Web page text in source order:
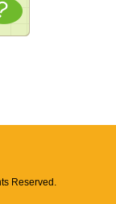
Reserved.